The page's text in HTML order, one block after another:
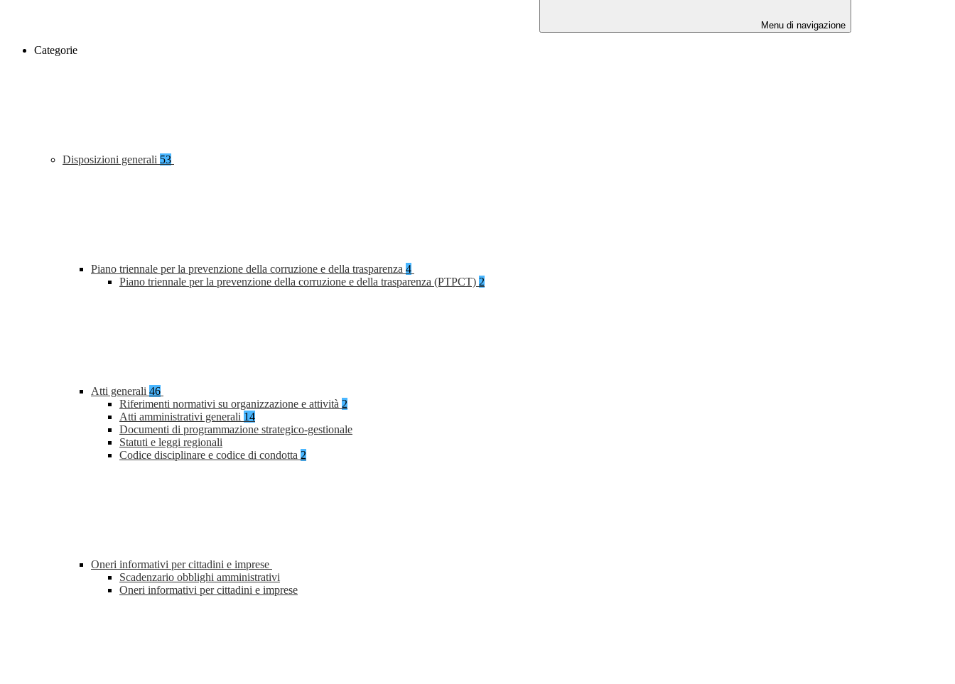
Menu di navigazione
Categorie
Disposizioni generali 53
Piano triennale per la prevenzione della corruzione e della trasparenza 4
Piano triennale per la prevenzione della corruzione e della trasparenza (PTPCT) 2
Atti generali 46
Riferimenti normativi su organizzazione e attività 2
Atti amministrativi generali 14
Documenti di programmazione strategico-gestionale
Statuti e leggi regionali
Codice disciplinare e codice di condotta 2
Oneri informativi per cittadini e imprese
Scadenzario obblighi amministrativi
Oneri informativi per cittadini e imprese